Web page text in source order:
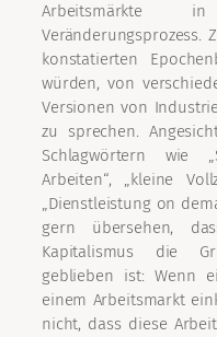
Arbeitsmärkte
konstatierten
würden, von
Versionen von
zu sprechen.
Schlagwörtern wie
Arbeiten“, „kleine
„Dienstleistung on
gern übersehen,
Kapitalismus die
geblieben ist: Wenn
einem Arbeitsmarkt
nicht, dass diese